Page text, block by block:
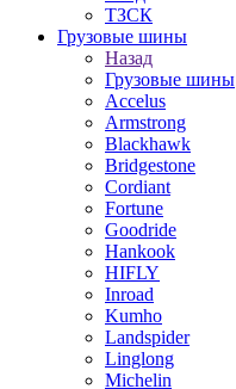
ТЗСК
Грузовые шины
Назад
Грузовые шины
Accelus
Armstrong
Blackhawk
Bridgestone
Cordiant
Fortune
Goodride
Hankook
HIFLY
Inroad
Kumho
Landspider
Linglong
Michelin